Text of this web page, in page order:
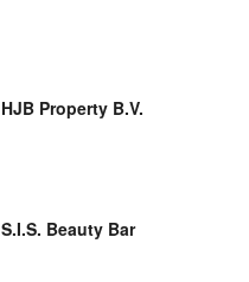
HJB Property B.V.
S.I.S. Beauty Bar